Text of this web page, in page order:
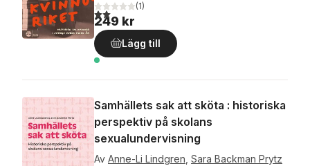
2,0utav 5 stjärnor. Totalt antal röster:
(1)
249 kr
Lägg till
Samhällets sak att sköta : historiska
perspektiv på skolans
sexualundervisning
Av Anne-Li Lindgren Sara Backman Prytz